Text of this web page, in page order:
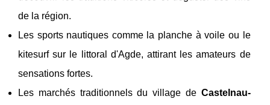
de la région.
Les sports nautiques comme la planche à voile ou le
kitesurf sur le littoral d'Agde, attirant les amateurs de
sensations fortes.
Les marchés traditionnels du village de Castelnau-